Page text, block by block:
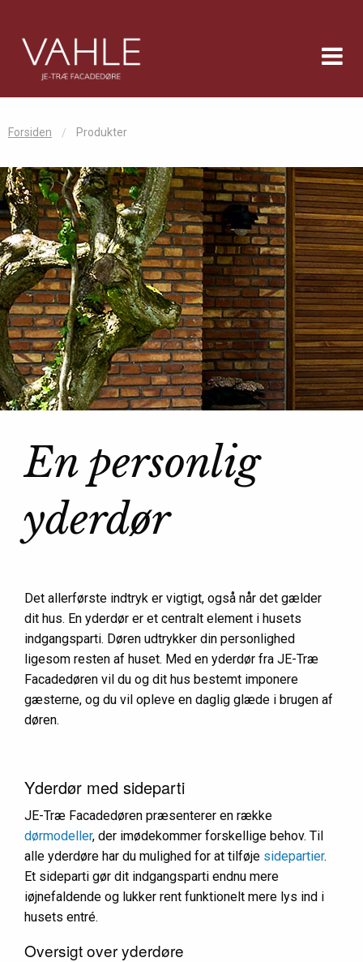
Forsiden Produkter
En personlig
yderdør
Det allerførste indtryk er vigtigt, også når det gælder
dit hus. En yderdør er et centralt element i husets
indgangsparti. Døren udtrykker din personlighed
ligesom resten af huset. Med en yderdør fra JE-Træ
Facadedøren vil du og dit hus bestemt imponere
gæsterne, og du vil opleve en daglig glæde i brugen af
døren.
Yderdør med sideparti
JE-Træ Facadedøren præsenterer en række
dørmodeller, der imødekommer forskellige behov. Til
alle yderdøre har du mulighed for at tilføje sidepartier.
Et sideparti gør dit indgangsparti endnu mere
iøjnefaldende og lukker rent funktionelt mere lys ind i
husets entré.
Oversigt over yderdøre